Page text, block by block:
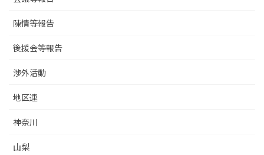
陳情等報告
後援会等報告
渉外活動
地区連
神奈川
山梨